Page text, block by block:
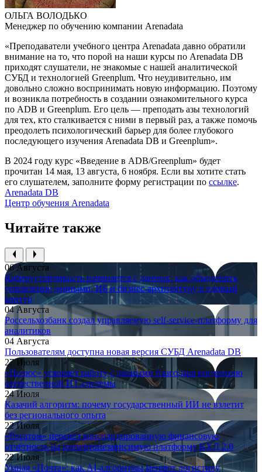
ОЛЬГА ВОЛОДЬКО
Менеджер по обучению компании Arenadata
«Преподаватели учебного центра Arenadata давно обратили
внимание на то, что порой на наши курсы по Arenadata DB
приходят слушатели, не знакомые с нашей аналитической
СУБД и технологией Greenplum. Что неудивительно, им
довольно сложно воспринимать новую информацию. Поэтому
и возникла потребность в создании ознакомительного курса
по ADB и Greenplum. Его цель — преподать азы технологий
для тех, кто сталкивается с ними в первый раз, а также помочь
преодолеть психологический барьер для более глубокого
последующего изучения Arenadata DB и Greenplum».
В 2024 году курс «Введение в ADB/Greenplum» будет
прочитан 14 мая, 13 августа, 6 ноября. Если вы хотите стать
его слушателем, заполните форму регистрации по ссылке.
Arenadata DB
Центр обучения Arenadata
Читайте также
06 Августа
Киберустойчивость начинается с данных: как объединить
управление данными, ИБ и бизнес-архитектуру в единый
контур
04 Августа
Россельхозбанк создал управляемую self-service-платформу для
аналитиков
04 Августа
Пользователям доступна новая версия СУБД Arenadata DB
27 Июля
«Полюс» ускоряет работу с данными благодаря внедрению
отечественной ИТ-системы
24 Июля
Казачий алгоритм: почему государственный ИИ не взлетит
без регионального опыта
22 Июля
«Росатом» перевёл консолидированную финансовую
отчётность на импортонезависимую платформу КХД 2.0
22 Июля
Умная «Почта»: как AI-алгоритмы меняют логистику